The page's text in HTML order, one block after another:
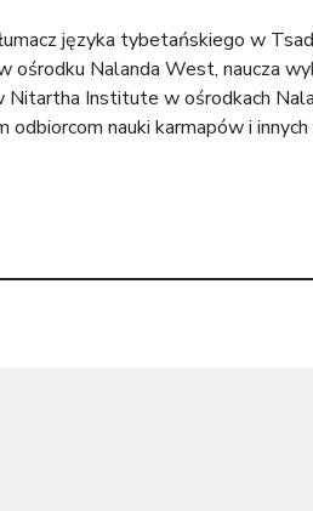
języka tybetańskiego w
Nalanda West, naucza
Institute w ośrodkach
nauki karmapów i